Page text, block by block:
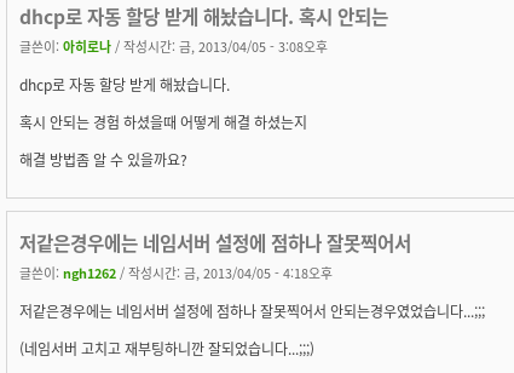
dhcp로 자동 할당 받게 해놨습니다. 혹시 안되는
글쓴이: 아히로나 / 작성시간: 금, 2013/04/05 - 3:08오후
dhcp로 자동 할당 받게 해놨습니다.
혹시 안되는 경험 하셨을때 어떻게 해결 하셨는지
해결 방법좀 알 수 있을까요?
저같은경우에는 네임서버 설정에 점하나 잘못찍어서
글쓴이: ngh1262 / 작성시간: 금, 2013/04/05 - 4:18오후
저같은경우에는 네임서버 설정에 점하나 잘못찍어서 안되는경우였었습니다...;;;
(네임서버 고치고 재부팅하니깐 잘되었습니다...;;;)